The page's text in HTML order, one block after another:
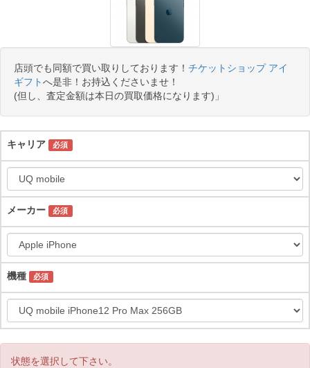
店頭でも同額で買い取りしております！ チケットショップ アイ
ギフトへ是非！お持込くださいませ！
(但し、査定金額は本日の買取価格になります)」
キャリア 必須
メーカー 必須
機種 必須
状態を選択して下さい。